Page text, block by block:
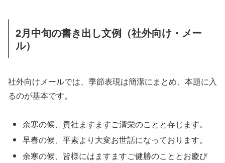
2月中旬の書き出し文例（社外向け・メー
ル）
社外向けメールでは、季節表現は簡潔にまとめ、本題に入
るのが基本です。
余寒の候、貴社ますますご清栄のことと存じます。
早春の候、平素より大変お世話になっております。
余寒の候、皆様にはますますご健勝のこととお慶び